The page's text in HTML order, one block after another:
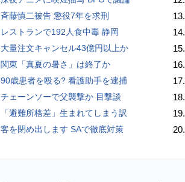
斉藤慎二被告 懲役7年を求刑
レストランで192人食中毒 静岡
大量注文キャンセル43億円以上か
関東「真夏の暑さ」は終了か
90歳患者を殴る? 看護助手を逮捕
チェーンソーで父襲撃か 目撃談
「避難所格差」生まれてしまう訳
客を閉め出します SAで徹底対策
13.
14.
15.
16.
17.
18.
19.
20.